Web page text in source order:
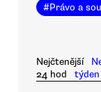
#Právo a
Nejčtenější
24 hod
týden